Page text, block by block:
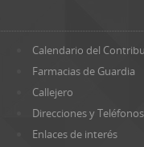
Calendario del
Farmacias de Guardia
Callejero
Direcciones y Teléfonos
Enlaces de interés